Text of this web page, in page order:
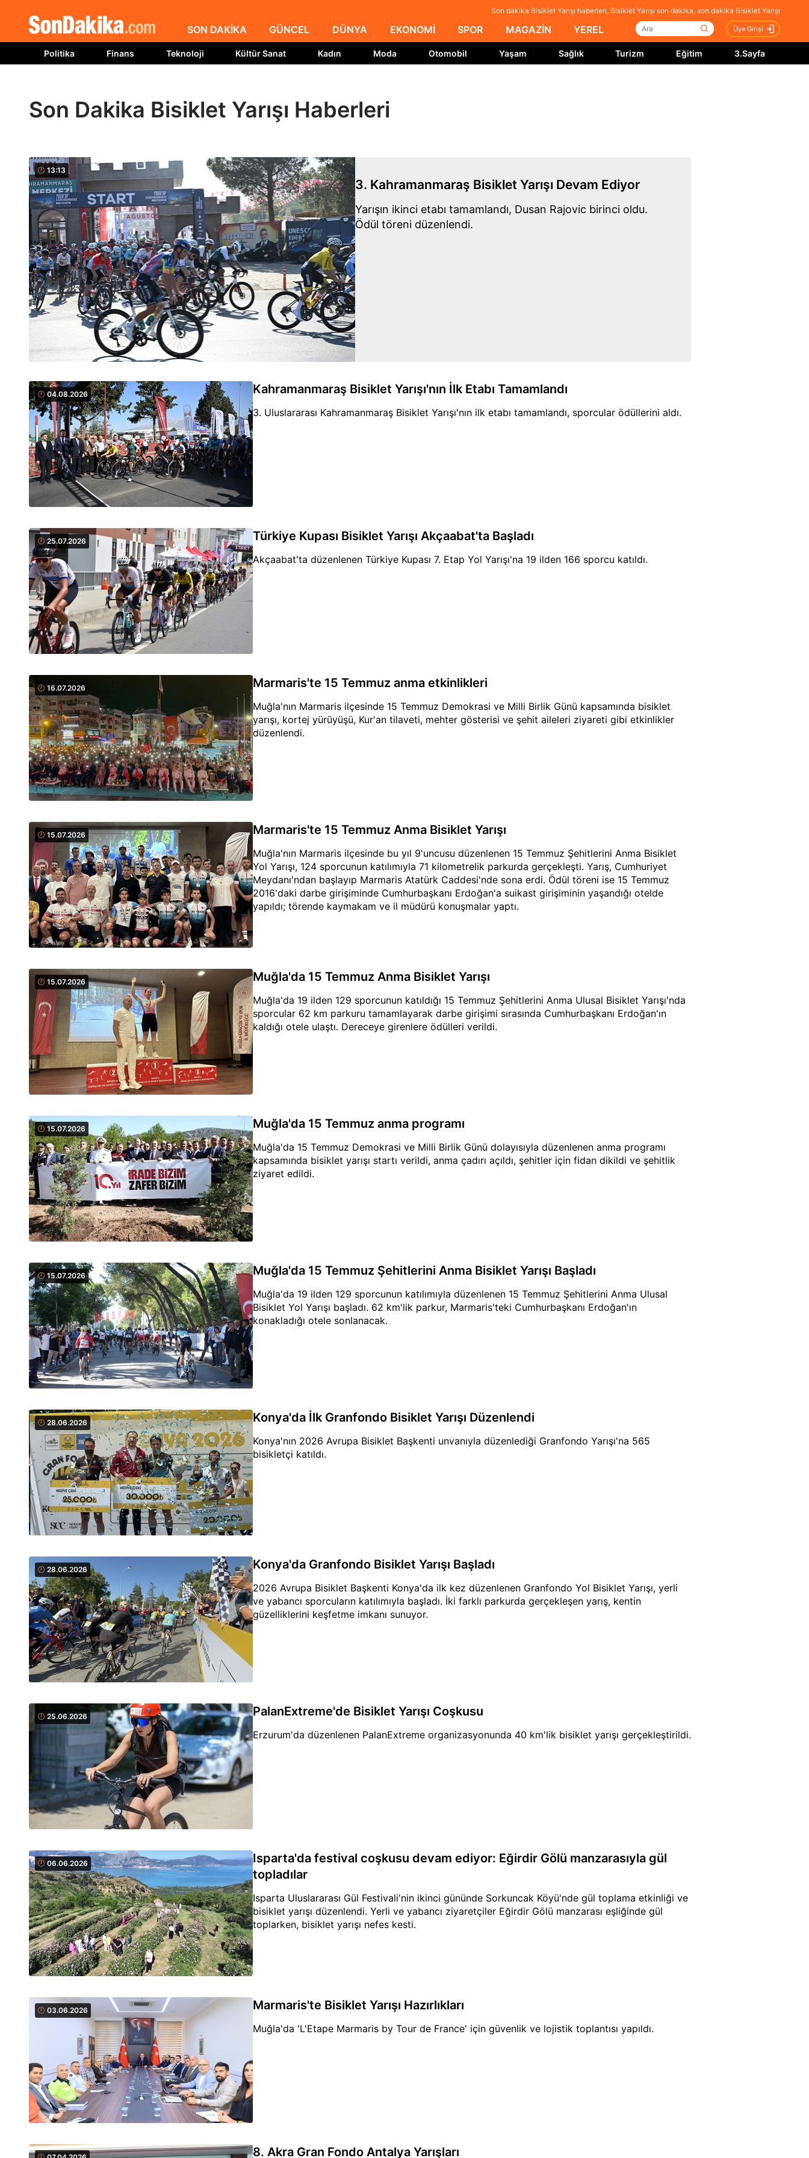
Son dakika Bisiklet Yarışı haberleri, Bisiklet Yarışı son dakika, son dakika Bisiklet Yarışı
SON DAKİKA GÜNCEL DÜNYA EKONOMİ SPOR MAGAZİN YEREL Üye Girişi
Politika Finans Teknoloji Kültür Sanat Kadın Moda Otomobil Yaşam Sağlık Turizm Eğitim 3.Sayfa
Son Dakika Bisiklet Yarışı Haberleri
13:13
3. Kahramanmaraş Bisiklet Yarışı Devam Ediyor
Yarışın ikinci etabı tamamlandı, Dusan Rajovic birinci oldu.
Ödül töreni düzenlendi.
04.08.2026 Kahramanmaraş Bisiklet Yarışı'nın İlk Etabı Tamamlandı
3. Uluslararası Kahramanmaraş Bisiklet Yarışı'nın ilk etabı tamamlandı, sporcular ödüllerini aldı.
25.07.2026 Türkiye Kupası Bisiklet Yarışı Akçaabat'ta Başladı
Akçaabat'ta düzenlenen Türkiye Kupası 7. Etap Yol Yarışı'na 19 ilden 166 sporcu katıldı.
16.07.2026 Marmaris'te 15 Temmuz anma etkinlikleri
Muğla'nın Marmaris ilçesinde 15 Temmuz Demokrasi ve Milli Birlik Günü kapsamında bisiklet
yarışı, kortej yürüyüşü, Kur'an tilaveti, mehter gösterisi ve şehit aileleri ziyareti gibi etkinlikler
düzenlendi.
15.07.2026 Marmaris'te 15 Temmuz Anma Bisiklet Yarışı
Muğla'nın Marmaris ilçesinde bu yıl 9'uncusu düzenlenen 15 Temmuz Şehitlerini Anma Bisiklet
Yol Yarışı, 124 sporcunun katılımıyla 71 kilometrelik parkurda gerçekleşti. Yarış, Cumhuriyet
Meydanı'ndan başlayıp Marmaris Atatürk Caddesi'nde sona erdi. Ödül töreni ise 15 Temmuz
2016'daki darbe girişiminde Cumhurbaşkanı Erdoğan'a suikast girişiminin yaşandığı otelde
yapıldı; törende kaymakam ve il müdürü konuşmalar yaptı.
15.07.2026 Muğla'da 15 Temmuz Anma Bisiklet Yarışı
Muğla'da 19 ilden 129 sporcunun katıldığı 15 Temmuz Şehitlerini Anma Ulusal Bisiklet Yarışı'nda
sporcular 62 km parkuru tamamlayarak darbe girişimi sırasında Cumhurbaşkanı Erdoğan'ın
kaldığı otele ulaştı. Dereceye girenlere ödülleri verildi.
15.07.2026 Muğla'da 15 Temmuz anma programı
Muğla'da 15 Temmuz Demokrasi ve Milli Birlik Günü dolayısıyla düzenlenen anma programı
kapsamında bisiklet yarışı startı verildi, anma çadırı açıldı, şehitler için fidan dikildi ve şehitlik
ziyaret edildi.
15.07.2026 Muğla'da 15 Temmuz Şehitlerini Anma Bisiklet Yarışı Başladı
Muğla'da 19 ilden 129 sporcunun katılımıyla düzenlenen 15 Temmuz Şehitlerini Anma Ulusal
Bisiklet Yol Yarışı başladı. 62 km'lik parkur, Marmaris'teki Cumhurbaşkanı Erdoğan'ın
konakladığı otele sonlanacak.
28.06.2026 Konya'da İlk Granfondo Bisiklet Yarışı Düzenlendi
Konya'nın 2026 Avrupa Bisiklet Başkenti unvanıyla düzenlediği Granfondo Yarışı'na 565
bisikletçi katıldı.
28.06.2026 Konya'da Granfondo Bisiklet Yarışı Başladı
2026 Avrupa Bisiklet Başkenti Konya'da ilk kez düzenlenen Granfondo Yol Bisiklet Yarışı, yerli
ve yabancı sporcuların katılımıyla başladı. İki farklı parkurda gerçekleşen yarış, kentin
güzelliklerini keşfetme imkanı sunuyor.
25.06.2026 PalanExtreme'de Bisiklet Yarışı Coşkusu
Erzurum'da düzenlenen PalanExtreme organizasyonunda 40 km'lik bisiklet yarışı gerçekleştirildi.
06.06.2026
Isparta'da festival coşkusu devam ediyor: Eğirdir Gölü manzarasıyla gül
topladılar
Isparta Uluslararası Gül Festivali'nin ikinci gününde Sorkuncak Köyü'nde gül toplama etkinliği ve
bisiklet yarışı düzenlendi. Yerli ve yabancı ziyaretçiler Eğirdir Gölü manzarası eşliğinde gül
toplarken, bisiklet yarışı nefes kesti.
03.06.2026 Marmaris'te Bisiklet Yarışı Hazırlıkları
Muğla'da 'L'Etape Marmaris by Tour de France' için güvenlik ve lojistik toplantısı yapıldı.
8. Akra Gran Fondo Antalya Yarışları